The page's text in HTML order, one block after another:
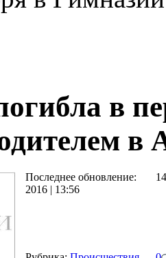
в
в
Последнее обновление:
2016 | 13:56